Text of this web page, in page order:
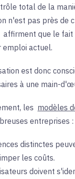
total de la
n'est pas près de
affirment que le fait
emploi actuel.
est donc
à une main-
les modèles
entreprises :
distinctes
les coûts.
doivent